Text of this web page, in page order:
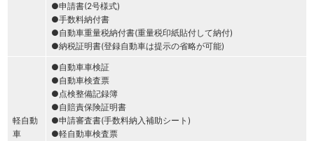
●申請書(2号様式)
●手数料納付書
●自動車重量税納付書(重量税印紙貼付して納付)
●納税証明書(登録自動車は提示の省略が可能)
軽自動
車
●自動車車検証
●自動車検査票
●点検整備記録簿
●自賠責保険証明書
●申請審査書(手数料納入補助シート)
●軽自動車検査票